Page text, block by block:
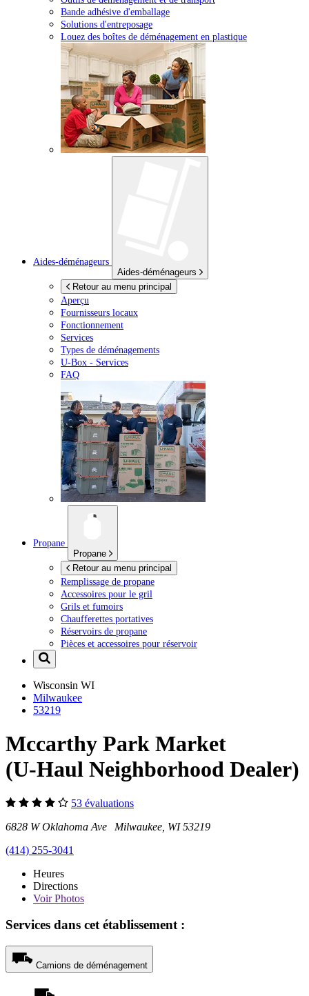
Bande adhésive d'emballage
Solutions d'entreposage
Louez des boîtes de déménagement en plastique
Aides-déménageurs
Aides-déménageurs
Retour au menu principal
Aperçu
Fournisseurs locaux
Fonctionnement
Services
Types de déménagements
U-Box - Services
FAQ
Propane
Propane
Retour au menu principal
Remplissage de propane
Accessoires pour le gril
Grils et fumoirs
Chaufferettes portatives
Réservoirs de propane
Pièces et accessoires pour réservoir
Wisconsin WI
Milwaukee
53219
Mccarthy Park Market
(U-Haul Neighborhood Dealer)
53 évaluations
6828 W Oklahoma Ave Milwaukee, WI 53219
(414) 255-3041
Heures
Directions
VoirPhotos
Services dans cet établissement :
Camions de déménagement